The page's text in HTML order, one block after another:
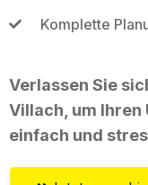
Komplette
Verlassen Sie
Villach, um Ihren
einfach und